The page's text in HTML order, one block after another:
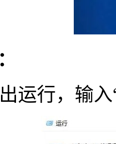
运行，输入